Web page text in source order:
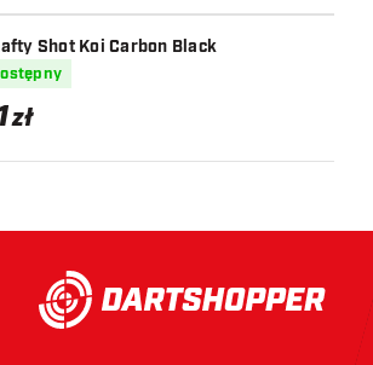
Shot Koi Carbon Black
zł
Darmowa wysyłka od 250 złoty